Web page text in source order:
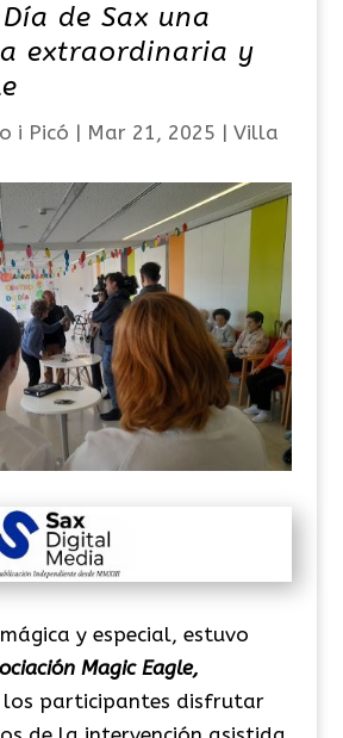
de Sax una
extraordinaria y
i Picó | Mar 21, 2025 | Villa
y especial, estuvo
Magic Eagle,
los participantes disfrutar